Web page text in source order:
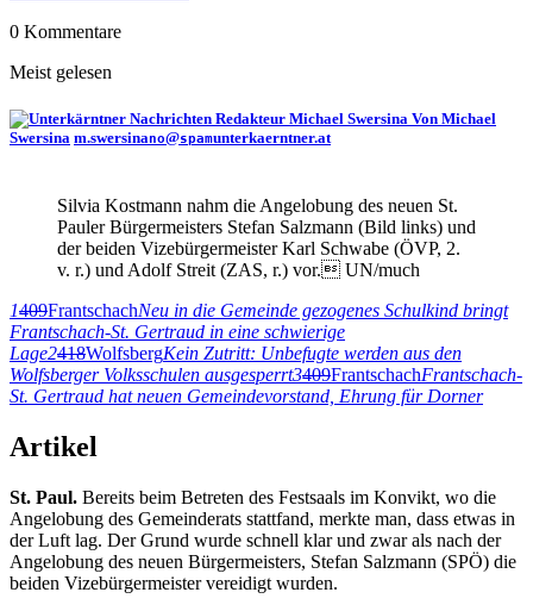
0 Kommentare
Meist gelesen
Von Michael
Swersina m.swersinano@spamunterkaerntner.at
Silvia Kostmann nahm die Angelobung des neuen St.
Pauler Bürgermeisters Stefan Salzmann (Bild links) und
der beiden Vizebürgermeister Karl Schwabe (ÖVP, 2.
v. r.) und Adolf Streit (ZAS, r.) vor. UN/much
1409FrantschachNeu in die Gemeinde gezogenes Schulkind bringt
Frantschach-St. Gertraud in eine schwierige
Lage2418WolfsbergKein Zutritt: Unbefugte werden aus den
Wolfsberger Volksschulen ausgesperrt3409FrantschachFrantschach-
St. Gertraud hat neuen Gemeindevorstand, Ehrung für Dorner
Artikel
St. Paul. Bereits beim Betreten des Festsaals im Konvikt, wo die
Angelobung des Gemeinderats stattfand, merkte man, dass etwas in
der Luft lag. Der Grund wurde schnell klar und zwar als nach der
Angelobung des neuen Bürgermeisters, Stefan Salzmann (SPÖ) die
beiden Vizebürgermeister vereidigt wurden.